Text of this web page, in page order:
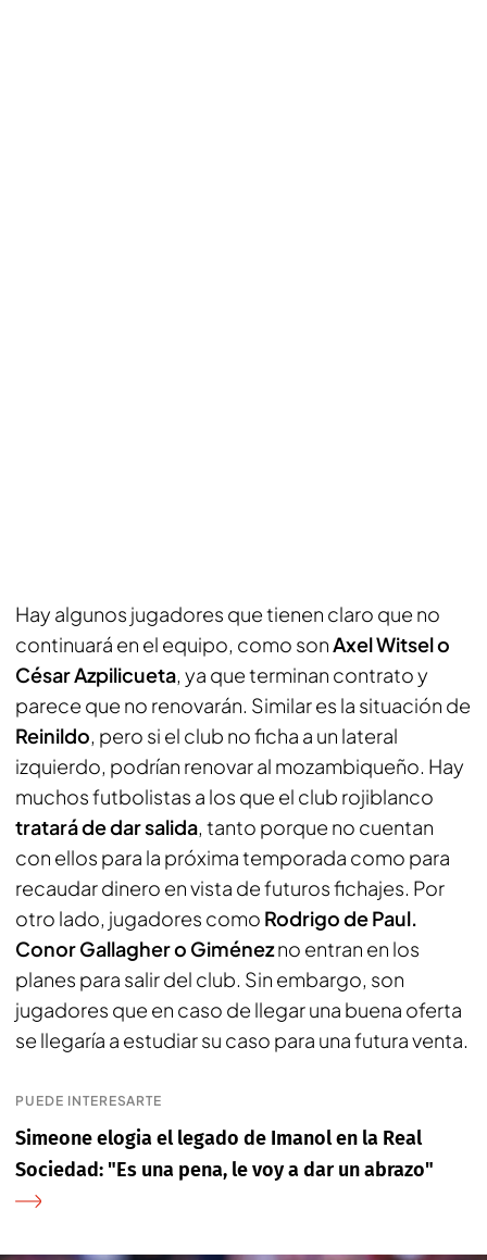
Hay algunos jugadores que tienen claro que no
continuará en el equipo, como sonAxel Witsel o
César Azpilicueta, ya que terminan contrato y
parece que no renovarán. Similar es la situación de
Reinildo, pero si el club no ficha a un lateral
izquierdo, podrían renovar al mozambiqueño. Hay
muchos futbolistas a los que el club rojiblanco
tratará de dar salida, tanto porque no cuentan
con ellos para la próxima temporada como para
recaudar dinero en vista de futuros fichajes. Por
otro lado, jugadores como Rodrigo de Paul.
Conor Gallagher o Giménezno entran en los
planes para salir del club. Sin embargo, son
jugadores que en caso de llegar una buena oferta
se llegaría a estudiar su caso para una futura venta.
PUEDE INTERESARTE
Simeone elogia el legado de Imanol en la Real
Sociedad: "Es una pena, le voy a dar un abrazo"